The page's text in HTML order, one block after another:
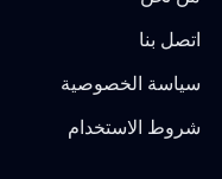
اتصل بنا
سياسة الخصوصية
شروط الاستخدام